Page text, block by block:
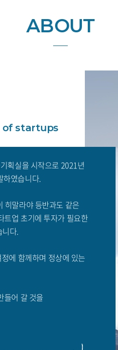
ABOUT
of startups
획실을 시작으로 2021년
하였습니다.
히말라야 등반과도 같은
트업 초기에 투자가 필요한
다.
에 함께하며 정상에 있는
들어 갈 것을